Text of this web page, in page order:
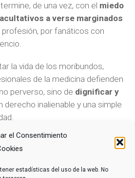
el Consentimiento
estadísticas del uso de la web. No
de una vez, con el miedo
a verse marginados
por fanáticos con
la vida de los moribundos,
de la medicina defienden
perverso, sino de dignificar y
derecho inalienable y una simple
ESTE ARTÍCULO